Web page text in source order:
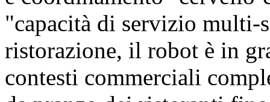
"capacità di servizio multi-
ristorazione, il robot è in
contesti commerciali